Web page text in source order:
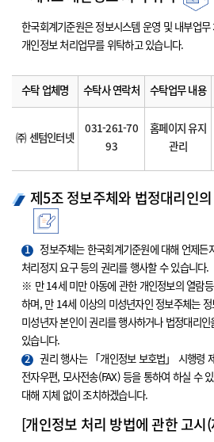
한국회계기준원은 정보시스템 운영 및 내부업무
개인정보 처리업무를 위탁하고 있습니다.
수탁 업체명 수탁사 연락처 수탁업무 내용
㈜ 센텀인터넷
031-261-70
93
홈페이지 유지
관리
제5조 정보주체와 법정대리인
1
정보주체는 한국회계기준원에 대해 언제든
처리정지 요구 등의 권리를 행사할 수 있습니다.
※ 만 14세 미만 아동에 관한 개인정보의 열람
하며, 만 14세 이상의 미성년자인 정보주체는
미성년자 본인이 권리를 행사하거나 법정대리
있습니다.
2
권리 행사는 「개인정보 보호법」 시행령
전자우편, 모사전송(FAX) 등을 통하여 하실 수
대해 지체 없이 조치하겠습니다.
[개인정보 처리 방법에 관한 고시